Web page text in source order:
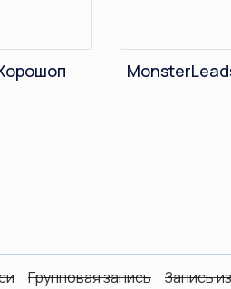
Групповая запись
Запись